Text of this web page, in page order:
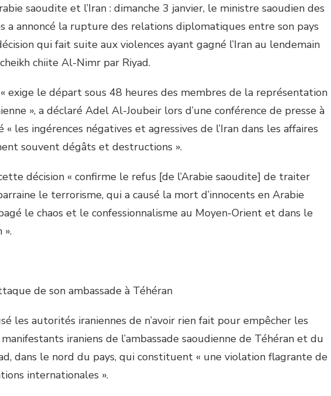
saoudite et l’Iran : dimanche 3 janvier, le ministre saoudien des
a annoncé la rupture des relations diplomatiques entre son pays
qui fait suite aux violences ayant gagné l’Iran au lendemain
chiite Al-Nimr par Riyad.
« exige le départ sous 48 heures des membres de la représentation
», a déclaré Adel Al-Joubeir lors d’une conférence de presse à
« les ingérences négatives et agressives de l’Iran dans les affaires
souvent dégâts et destructions ».
décision « confirme le refus [de l’Arabie saoudite] de traiter
le terrorisme, qui a causé la mort d’innocents en Arabie
le chaos et le confessionnalisme au Moyen-Orient et dans le
».
de son ambassade à Téhéran
les autorités iraniennes de n’avoir rien fait pour empêcher les
iraniens de l’ambassade saoudienne de Téhéran et du
dans le nord du pays, qui constituent « une violation flagrante de
internationales ».